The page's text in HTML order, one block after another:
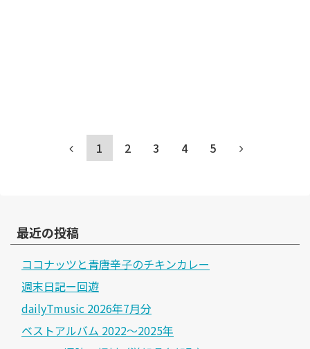
1 2 3 4 5
最近の投稿
ココナッツと青唐辛子のチキンカレー
週末日記ー回遊
dailyTmusic 2026年7月分
ベストアルバム 2022～2025年